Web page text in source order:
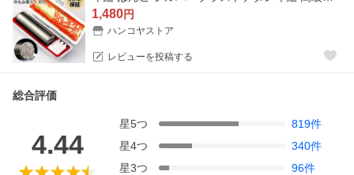
1,480円
ハンコヤストア
レビューを投稿する
総合評価
4.44
星5つ 819件
星4つ 340件
星3つ 96件